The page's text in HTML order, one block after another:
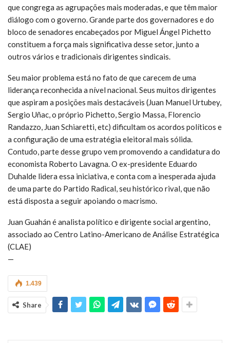
que congrega as agrupações mais moderadas, e que têm maior
diálogo com o governo. Grande parte dos governadores e do
bloco de senadores encabeçados por Miguel Ángel Pichetto
constituem a força mais significativa desse setor, junto a
outros vários e tradicionais dirigentes sindicais.
Seu maior problema está no fato de que carecem de uma
liderança reconhecida a nível nacional. Seus muitos dirigentes
que aspiram a posições mais destacáveis (Juan Manuel Urtubey,
Sergio Uñac, o próprio Pichetto, Sergio Massa, Florencio
Randazzo, Juan Schiaretti, etc) dificultam os acordos políticos e
a configuração de uma estratégia eleitoral mais sólida.
Contudo, parte desse grupo vem promovendo a candidatura do
economista Roberto Lavagna. O ex-presidente Eduardo
Duhalde lidera essa iniciativa, e conta com a inesperada ajuda
de uma parte do Partido Radical, seu histórico rival, que não
está disposta a seguir apoiando o macrismo.
Juan Guahán é analista político e dirigente social argentino,
associado ao Centro Latino-Americano de Análise Estratégica
(CLAE)
—
1.439
Share